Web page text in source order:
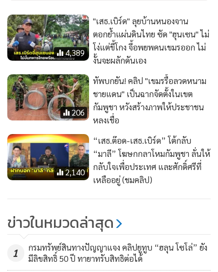
4,389
" เสธ.เบิร์ด" ลุยบ้านหนองจาน
ตอกย้ำแผ่นดินไทย ซัด "ฮุนเซน" ไม่
โง่แต่ขี้โกง จี้อพยพคนเขมรออก ไม่
งั้นจะผลักดันเอง
206
ทัพบกยัน! คลิป "เขมรรื้อลวดหนาม
ชายแดน" เป็นฉากจัดตั้งในเขต
กัมพูชา หวังสร้างภาพให้ประชาชน
หลงเชื่อ
2,140
“เสธ.ต๊อด-เสธ.เบิร์ด” โต้กลับ
“มาลี” โฆษกกลาโหมกัมพูชา ลั่นให้
กลับใจเพื่อประเทศ และศักดิ์ศรีที่
เหลืออยู่ (ชมคลิป)
ข่าวในหมวดล่าสุด
1
กรมทรัพย์สินทางปัญญาแจง คลิปยูทูบ “ฮลุน โซโล่” ยัง
มีลิขสิทธิ์ 50 ปี ทายาทรับสิทธิต่อได้